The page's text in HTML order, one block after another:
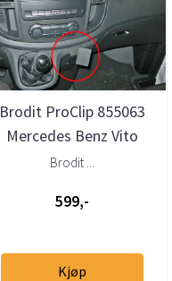
Brodit ProClip 855063
Mercedes Benz Vito
2015-2023 Vinklet
Brodit ...
599,-
Kjøp